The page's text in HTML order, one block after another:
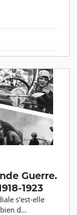
Guerre.
1923
s'est-elle
d...